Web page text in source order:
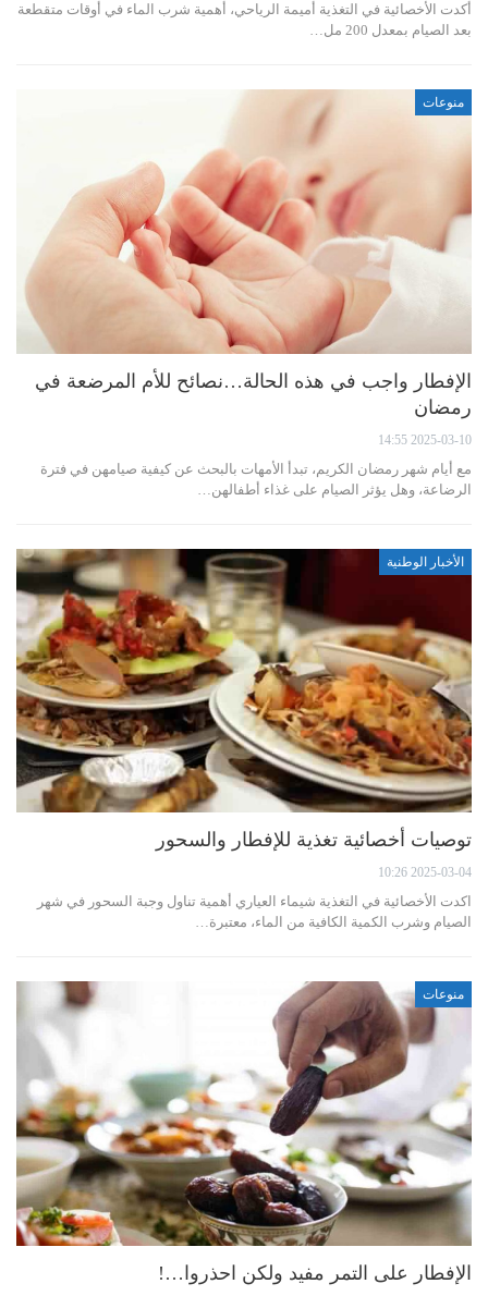
أكدت الأخصائية في التغذية أميمة الرياحي، أهمية شرب الماء في أوقات متقطعة
بعد الصيام بمعدل 200 مل…
منوعات
الإفطار واجب في هذه الحالة…نصائح للأم المرضعة في
رمضان
2025-03-10 14:55
مع أيام شهر رمضان الكريم، تبدأ الأمهات بالبحث عن كيفية صيامهن في فترة
الرضاعة، وهل يؤثر الصيام على غذاء أطفالهن…
الأخبار الوطنية
توصيات أخصائية تغذية للإفطار والسحور
2025-03-04 10:26
اكدت الأخصائية في التغذية شيماء العياري أهمية تناول وجبة السحور في شهر
الصيام وشرب الكمية الكافية من الماء، معتبرة…
منوعات
الإفطار على التمر مفيد ولكن احذروا…!